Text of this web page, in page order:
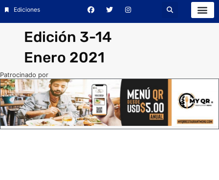
Ediciones
Edición 3-14
Enero 2021
Patrocinado por